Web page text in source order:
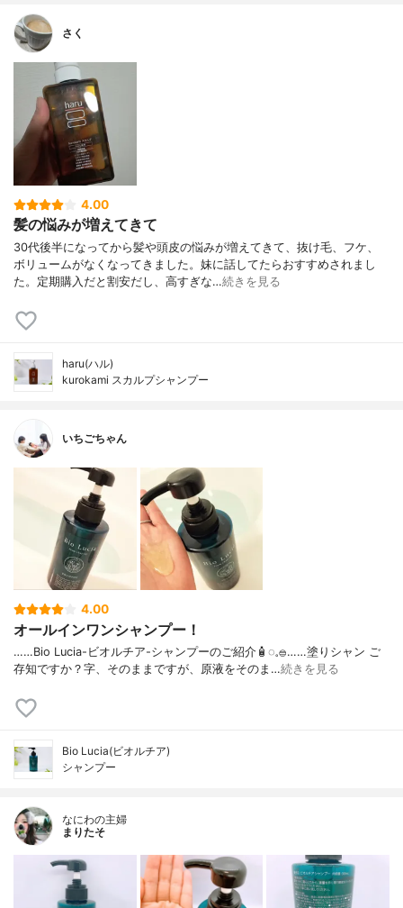
さく
4.00
髪の悩みが増えてきて
30代後半になってから髪や頭皮の悩みが増えてきて、抜け毛、フケ、
ボリュームがなくなってきました。妹に話してたらおすすめされまし
た。定期購入だと割安だし、高すぎな…続きを見る
haru(ハル)
kurokami スカルプシャンプー
いちごちゃん
4.00
オールインワンシャンプー！
……⁡Bio Lucia⁡⁡-ビオルチア-⁡⁡シャンプー⁡⁡のご紹介🧴‎◌𓈒𓐍⁡……⁡⁡⁡⁡塗りシャン ご
存知ですか？⁡⁡⁡⁡字、そのままですが、⁡原液をそのま…続きを見る
Bio Lucia(ビオルチア)
シャンプー
なにわの主婦
まりたそ